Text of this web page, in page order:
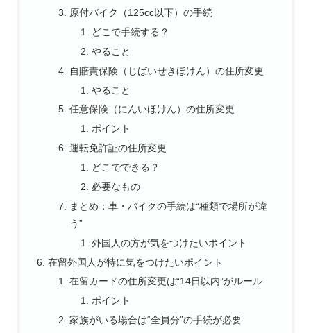
原付バイク（125cc以下）の手続
どこで手続する？
やること
自賠責保険（じばいせきほけん）の住所変更
やること
任意保険（にんいほけん）の住所変更
ポイント
運転免許証の住所変更
どこでできる？
必要なもの
まとめ：車・バイクの手続は“種類で場所が違
う”
外国人の方が気をつけたいポイント
在留外国人が特に気をつけたいポイント
在留カードの住所変更は“14日以内”がルール
ポイント
家族がいる場合は“全員分”の手続が必要